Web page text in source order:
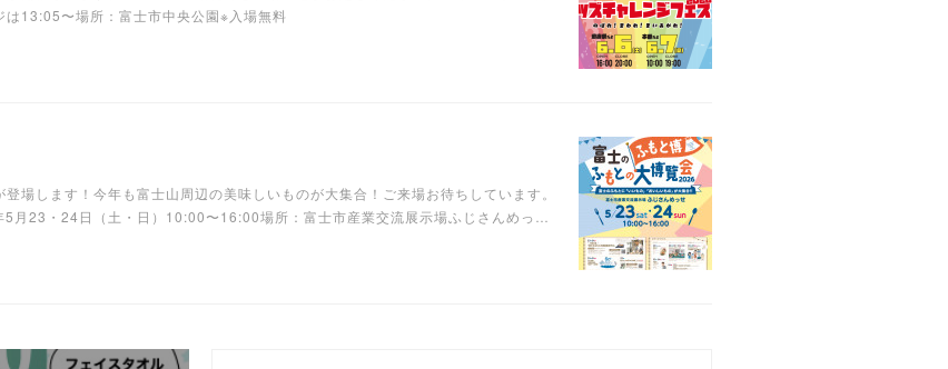
13:05〜場所：富士市中央公園※入場無料
場します！今年も富士山周辺の美味しいものが大集合！ご来場お待ちしています。
月23・24日（土・日）10:00〜16:00場所：富士市産業交流展示場ふじさんめっ…